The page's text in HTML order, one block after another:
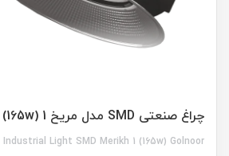
چراغ صنعتی SMD مدل مریخ 1 (165w) گلنور
Industrial Light SMD Merikh 1 (165w) Golnoor